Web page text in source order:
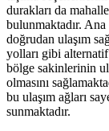
durakları da
bulunmaktadır.
doğrudan ulaşım
yolları gibi
bölge sakinlerinin
olmasını
bu ulaşım ağları
sunmaktadır.